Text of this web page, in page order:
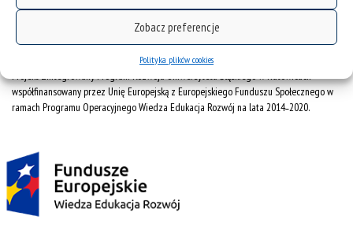
Zobacz preferencje
Polityka plików cookies
Projekt Zintegrowany Program Rozwoju Uniwersytetu Śląskiego w Katowicach
współfinansowany przez Unię Europejską z Europejskiego Funduszu Społecznego w
ramach Programu Operacyjnego Wiedza Edukacja Rozwój na lata 2014˗2020.